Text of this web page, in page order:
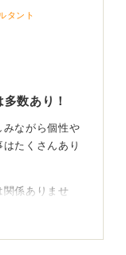
タント
数あり！
みながら個性や
たくさんあり
関係ありませ